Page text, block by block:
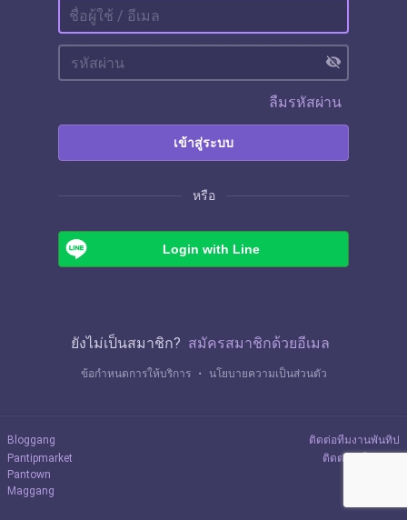
visibility_off
ลืมรหัสผ่าน
เข้าสู่ระบบ
หรือ
Login with Line
ยังไม่เป็นสมาชิก? สมัครสมาชิกด้วยอีเมล
ข้อกำหนดการให้บริการ ・ นโยบายความเป็นส่วนตัว
Bloggang
Pantipmarket
Pantown
Maggang
ติดต่อทีมงานพันทิป
ติดต่อลงโฆษณา